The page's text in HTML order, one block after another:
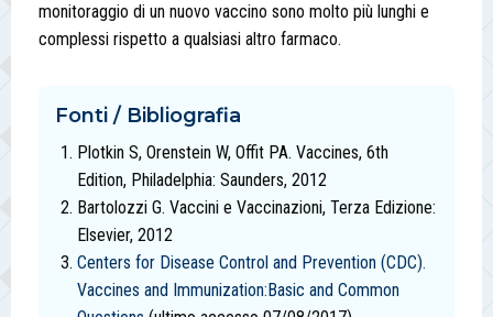
monitoraggio di un nuovo vaccino sono molto più lunghi e
complessi rispetto a qualsiasi altro farmaco.
Fonti / Bibliografia
Plotkin S, Orenstein W, Offit PA. Vaccines, 6th
Edition, Philadelphia: Saunders, 2012
Bartolozzi G. Vaccini e Vaccinazioni, Terza Edizione:
Elsevier, 2012
Centers for Disease Control and Prevention (CDC).
Vaccines and Immunization:Basic and Common